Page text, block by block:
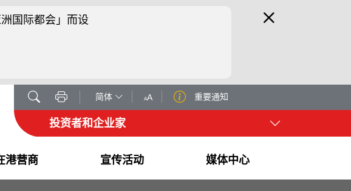
国际都会」而设
简体 AA 重要通知
投资者和企业家
港营商 宣传活动 媒体中心